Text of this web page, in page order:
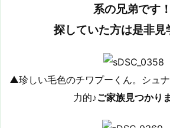
系の兄弟です！
探していた方は是非見
▲珍しい毛色のチワプーくん。シュ
力的♪ご家族見つかり